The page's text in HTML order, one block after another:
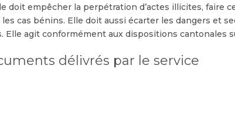
doit empêcher la perpétration d’actes illicites, faire
cas bénins. Elle doit aussi écarter les dangers et
Elle agit conformément aux dispositions cantonales
délivrés par le service